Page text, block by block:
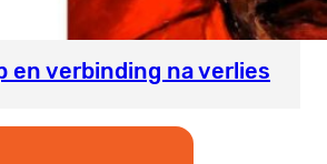
en verbinding na verlies